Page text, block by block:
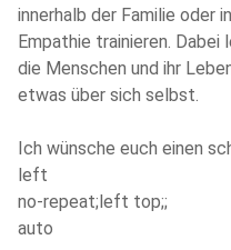
innerhalb der Familie oder
Empathie trainieren.
die Menschen und ihr
etwas über sich selbst.
Ich wünsche euch einen
left
no-repeat;left top;;
auto